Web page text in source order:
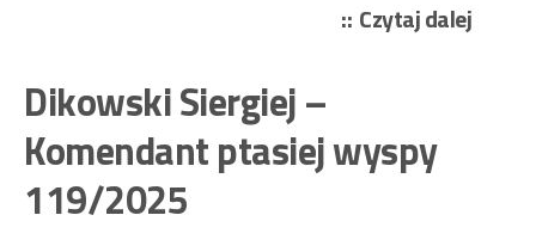
Czytaj dalej
Dikowski Siergiej –
Komendant ptasiej wyspy
119/2025